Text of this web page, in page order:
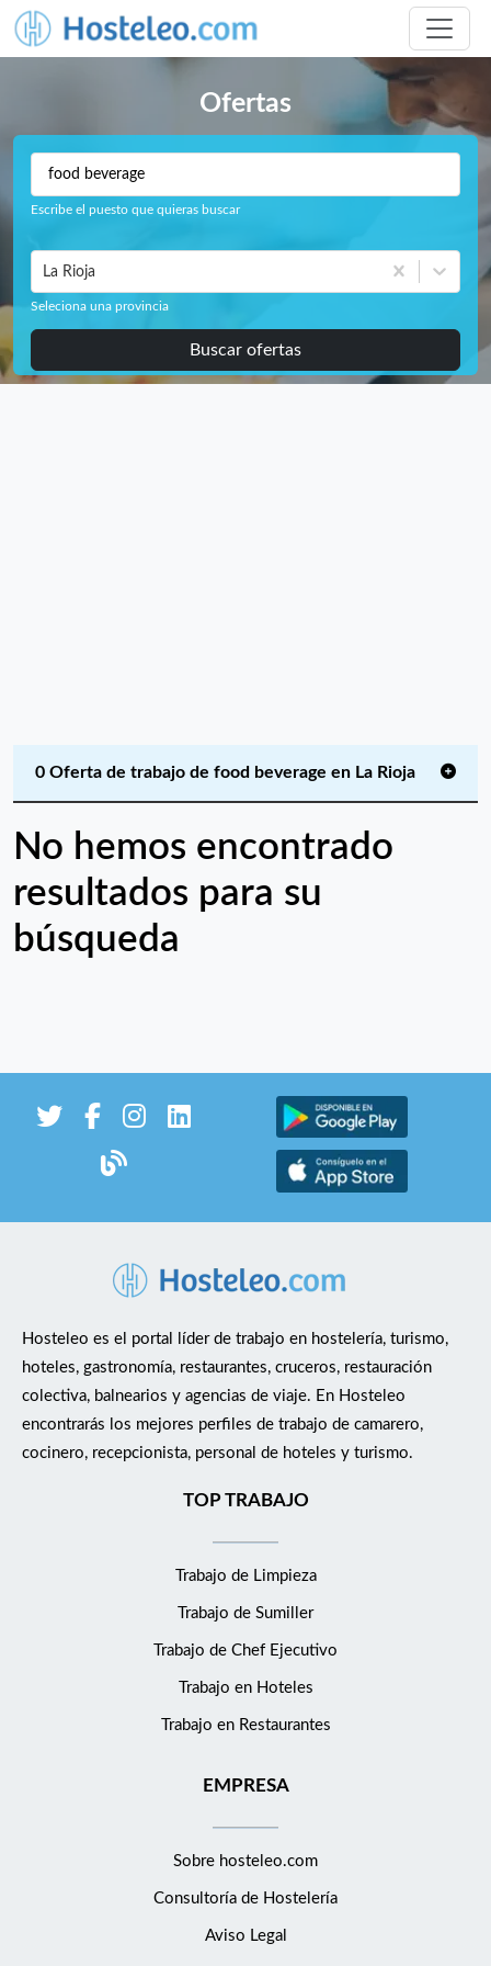
Ofertas
Escribe el puesto que quieras buscar
La Rioja
Seleciona una provincia
Buscar ofertas
0 Oferta de trabajo de food beverage en La Rioja
No hemos encontrado
resultados para su
búsqueda
Hosteleo es el portal líder de trabajo en hostelería, turismo,
hoteles, gastronomía, restaurantes, cruceros, restauración
colectiva, balnearios y agencias de viaje. En Hosteleo
encontrarás los mejores perfiles de trabajo de camarero,
cocinero, recepcionista, personal de hoteles y turismo.
TOP TRABAJO
Trabajo de Limpieza
Trabajo de Sumiller
Trabajo de Chef Ejecutivo
Trabajo en Hoteles
Trabajo en Restaurantes
EMPRESA
Sobre hosteleo.com
Consultoría de Hostelería
Aviso Legal